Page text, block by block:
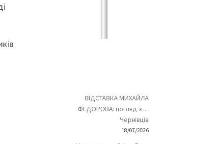
ВІДСТАВКА МИХАЙЛА
ФЕДОРОВА: погляд з…
Чернівців
18/07/2026